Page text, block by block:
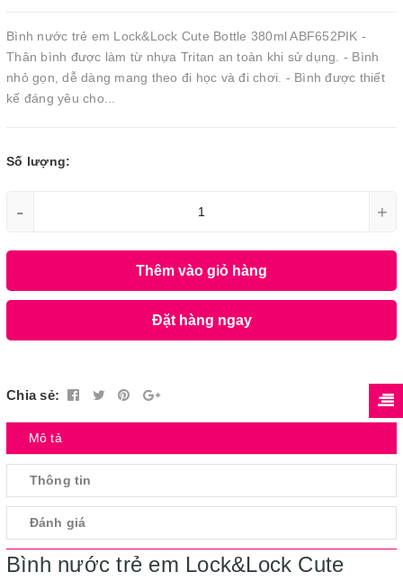
Bình nước trẻ em Lock&Lock Cute Bottle 380ml ABF652PIK -
Thân bình được làm từ nhựa Tritan an toàn khi sử dụng. - Bình
nhỏ gọn, dễ dàng mang theo đi học và đi chơi. - Bình được thiết
kế đáng yêu cho...
Số lượng:
- +
Thêm vào giỏ hàng
Đặt hàng ngay
Chia sẻ:
Mô tả
Thông tin
Đánh giá
Bình nước trẻ em Lock&Lock Cute